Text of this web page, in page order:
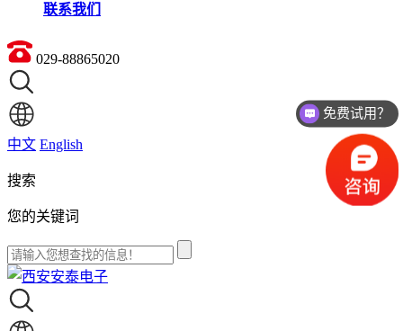
联系我们
029-88865020
中文 English
搜索
您的关键词
价格如何？